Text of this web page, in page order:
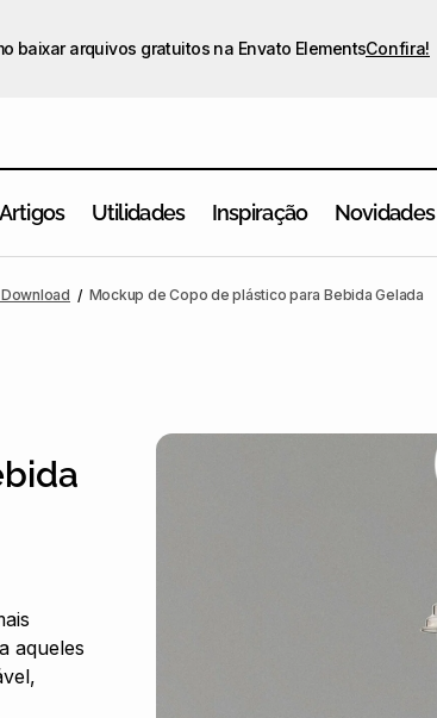
baixar arquivos gratuitos na Envato ElementsConfira!
Artigos Utilidades Inspiração Novidades
Mockup de Copo de plástico para Bebida Gelada
aqueles